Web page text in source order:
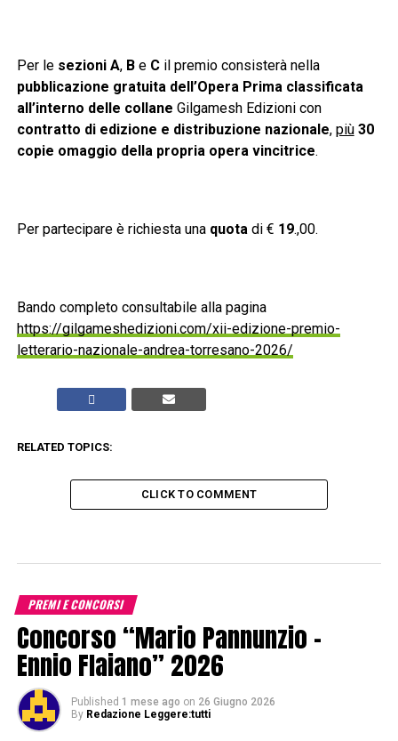
Per le sezioni A,B e Cil premio consisterà nella
pubblicazione gratuita dell’Opera Prima classificata
all’interno delle collane Gilgamesh Edizioni con
contratto di edizione e distribuzione nazionale, più 30
copie omaggio della propria opera vincitrice.
Per partecipare è richiesta una quotadi € 19.,00.
Bando completo consultabile alla pagina
https://gilgameshedizioni.com/xii-edizione-premio-
letterario-nazionale-andrea-torresano-2026/
RELATED TOPICS:
CLICK TO COMMENT
PREMI E CONCORSI
Concorso “Mario Pannunzio –
Ennio Flaiano” 2026
Published 1 mese ago on 26 Giugno 2026
By Redazione Leggere:tutti